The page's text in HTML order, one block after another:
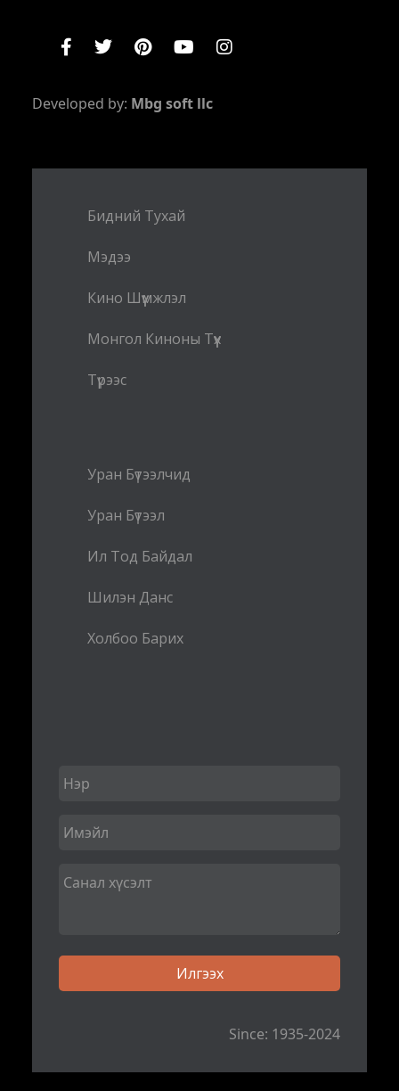
Developed by: Mbg soft llc
Бидний Тухай
Мэдээ
Кино Шүүмжлэл
Монгол Киноны Түүх
Түрээс
Уран Бүтээлчид
Уран Бүтээл
Ил Тод Байдал
Шилэн Данс
Холбоо Барих
Since: 1935-2024